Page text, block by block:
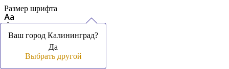
Размер шрифта
Цвет фона и шрифта
Ваш город Калининград?
Да
Выбрать другой
Ваш город Калининград?
Да
Выбрать другой